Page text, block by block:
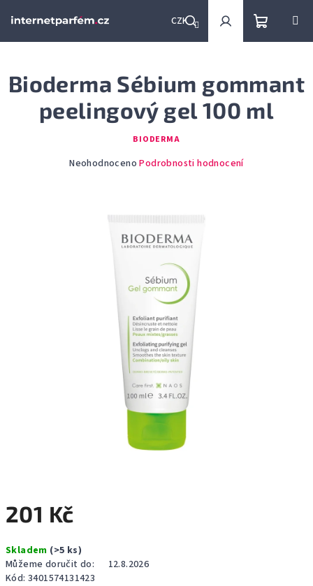
CZK
Hledat PřihlášeníNákupní
košík
201 Kč
cena:
Skladem (>5 ks)
Můžeme doručit do:
12.8.2026
Kód: 3401574131423
Bioderma Sébium gommant
peelingový gel 100 ml
BIODERMA
Průměrné
Neohodnoceno Podrobnosti hodnocení